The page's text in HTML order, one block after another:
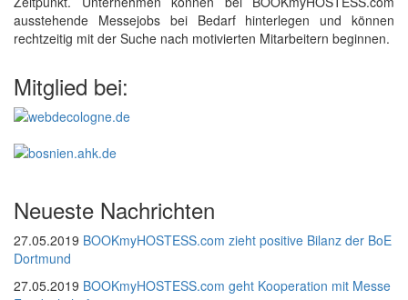
ausstehende Messejobs bei Bedarf hinterlegen und können
rechtzeitig mit der Suche nach motivierten Mitarbeitern beginnen.
Mitglied bei:
Neueste Nachrichten
27.05.2019 BOOKmyHOSTESS.com zieht positive Bilanz der BoE
Dortmund
27.05.2019 BOOKmyHOSTESS.com geht Kooperation mit Messe